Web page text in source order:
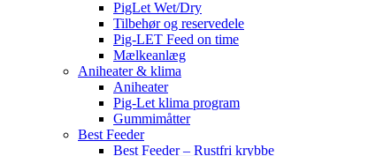
PigLet Wet/Dry
Tilbehør og reservedele
Pig-LET Feed on time
Mælkeanlæg
Aniheater & klima
Aniheater
Pig-Let klima program
Gummimåtter
Best Feeder
Best Feeder – Rustfri krybbe